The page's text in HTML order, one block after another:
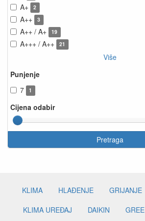
A+ 2
A++ 3
A++ / A+ 19
A+++ / A++ 21
Više
Punjenje
7
1
Cijena odabir
Pretraga
KLIMA HLAĐENJE
GRIJANJE
KLIMA UREĐAJ
DAIKIN
GREE